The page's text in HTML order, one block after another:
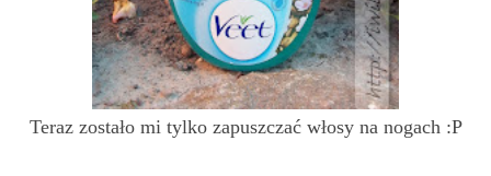
Teraz zostało mi tylko zapuszczać włosy na nogach :P